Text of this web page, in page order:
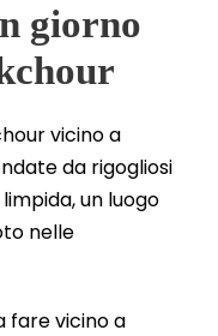
giorno
fare vicino a